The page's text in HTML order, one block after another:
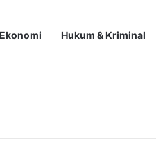
Ekonomi Hukum & Kriminal